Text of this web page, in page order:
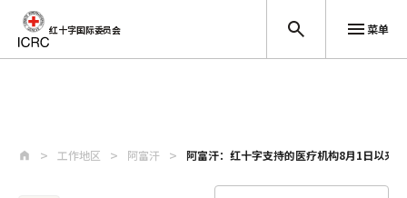
红十字国际委员会 菜单
工作地区 阿富汗 阿富汗：红十字支持的医疗机构8月1日以来